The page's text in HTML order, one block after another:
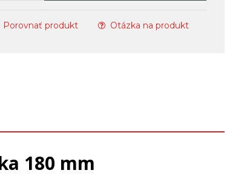
Porovnať produkt Otázka na produkt
180 mm